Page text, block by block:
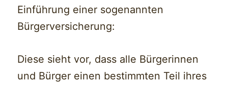
Einführung einer sogenannten
Bürgerversicherung:
Diese sieht vor, dass alle Bürgerinnen
und Bürger einen bestimmten Teil ihres